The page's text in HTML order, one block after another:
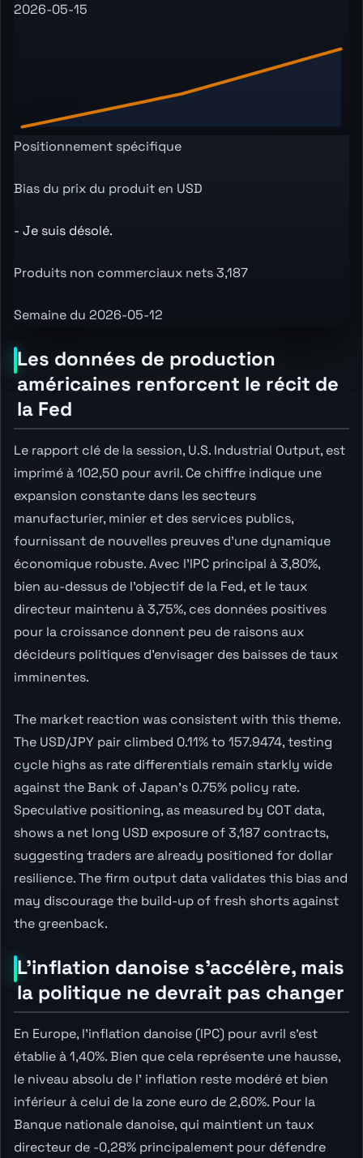
2026-05-15
Positionnement spécifique
Bias du prix du produit en USD
- Je suis désolé.
Produits non commerciaux nets 3,187
Semaine du 2026-05-12
Les données de production
américaines renforcent le récit de
la Fed
Le rapport clé de la session, U.S. Industrial Output, est
imprimé à 102,50 pour avril. Ce chiffre indique une
expansion constante dans les secteurs
manufacturier, minier et des services publics,
fournissant de nouvelles preuves d'une dynamique
économique robuste. Avec l'IPC principal à 3,80%,
bien au-dessus de l'objectif de la Fed, et le taux
directeur maintenu à 3,75%, ces données positives
pour la croissance donnent peu de raisons aux
décideurs politiques d'envisager des baisses de taux
imminentes.
The market reaction was consistent with this theme.
The USD/JPY pair climbed 0.11% to 157.9474, testing
cycle highs as rate differentials remain starkly wide
against the Bank of Japan's 0.75% policy rate.
Speculative positioning, as measured by COT data,
shows a net long USD exposure of 3,187 contracts,
suggesting traders are already positioned for dollar
resilience. The firm output data validates this bias and
may discourage the build-up of fresh shorts against
the greenback.
L'inflation danoise s'accélère, mais
la politique ne devrait pas changer
En Europe, l'inflation danoise (IPC) pour avril s'est
établie à 1,40%. Bien que cela représente une hausse,
le niveau absolu de l' inflation reste modéré et bien
inférieur à celui de la zone euro de 2,60%. Pour la
Banque nationale danoise, qui maintient un taux
directeur de -0,28% principalement pour défendre